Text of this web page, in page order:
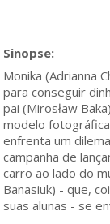
Monika (Adrianna
para conseguir
pai (Mirosław
modelo
enfrenta um
campanha de
carro ao lado do
Banasiuk) - que,
suas alunas - se